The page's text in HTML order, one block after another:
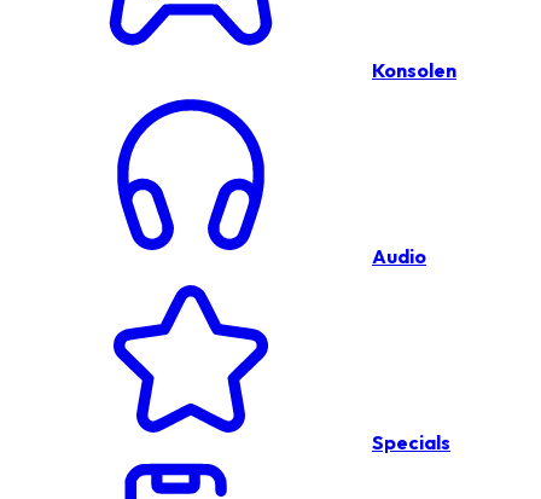
Konsolen
Audio
Specials